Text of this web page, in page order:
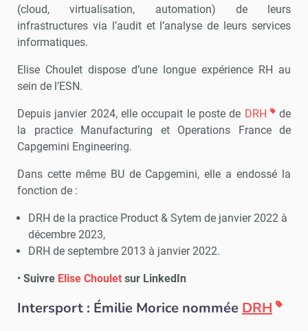
(cloud, virtualisation, automation) de leurs
infrastructures via l’audit et l’analyse de leurs services
informatiques.
Elise Choulet dispose d’une longue expérience RH au
sein de l’ESN.
Depuis janvier 2024, elle occupait le poste de DRH
de
la practice Manufacturing et Operations France de
Capgemini Engineering.
Dans cette même BU de Capgemini, elle a endossé la
fonction de :
DRH de la practice Product & Sytem de janvier 2022 à
décembre 2023,
DRH de septembre 2013 à janvier 2022.
• Suivre Elise Choulet sur LinkedIn
Intersport : Émilie Morice nommée DRH